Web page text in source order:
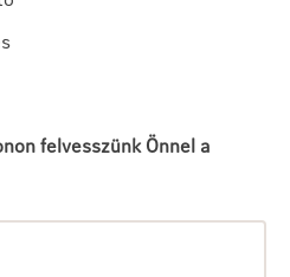
felvesszünk Önnel a